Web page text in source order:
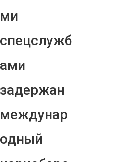
ми
спецслужб
ами
задержан
междунар
одный